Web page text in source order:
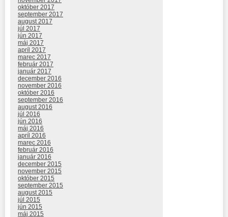
október 2017
september 2017
august 2017
júl 2017
jún 2017
máj 2017
apríl 2017
marec 2017
február 2017
január 2017
december 2016
november 2016
október 2016
september 2016
august 2016
júl 2016
jún 2016
máj 2016
apríl 2016
marec 2016
február 2016
január 2016
december 2015
november 2015
október 2015
september 2015
august 2015
júl 2015
jún 2015
máj 2015